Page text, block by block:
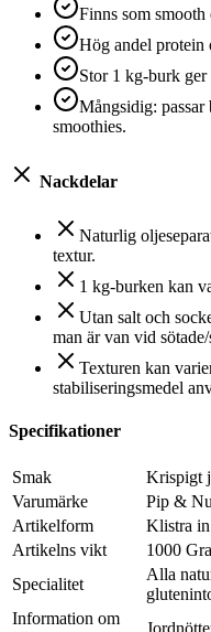
Finns som
Hög andel protein
Stor 1 kg-burk
Mångsidig:
smoothies.
Nackdelar
Naturlig
textur.
1 kg-burken kan
Utan salt och
man är van vid
Texturen kan
stabiliseringsmedel
Specifikationer
Smak
Krispigt
Varumärke
Pip &
Artikelform
Klistra in
Artikelns vikt
1000
Specialitet
Alla
Information om